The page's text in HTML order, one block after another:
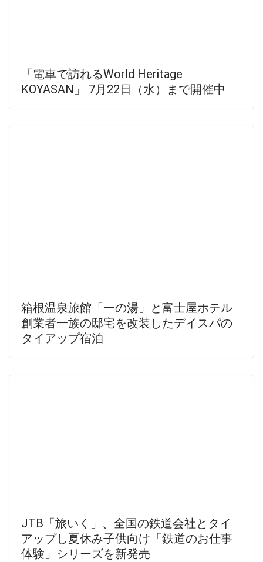
「電車で訪れるWorld Heritage
KOYASAN」 7月22日（水）まで開催中
箱根温泉旅館「一の湯」と富士屋ホテル
創業者一族の邸宅を改装したデイスパの
タイアップ宿泊
JTB「旅いく」、全国の鉄道会社とタイ
アップし夏休み子供向け「鉄道のお仕事
体験」シリーズを新発売